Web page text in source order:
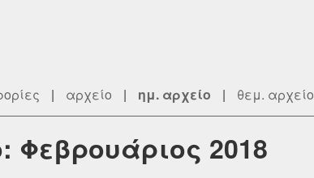
| αρχείο | ημ. αρχείο | θεμ. αρχείο
Φεβρουάριος 2018